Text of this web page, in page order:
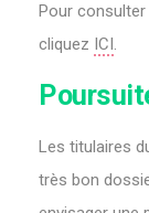
Pour
cliquez ICI .
Les titulaires
très bon